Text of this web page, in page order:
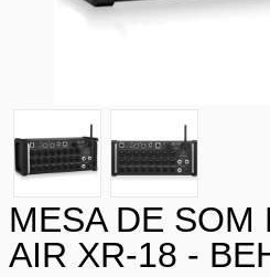
MESA DE SOM
AIR XR-18 -